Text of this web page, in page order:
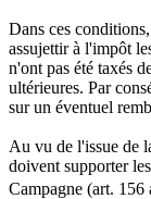
Dans ces
assujettir à l'impôt
n'ont pas été taxés
ultérieures. Par
sur un éventuel
Au vu de l'issue de
doivent supporter
Campagne (art. 156